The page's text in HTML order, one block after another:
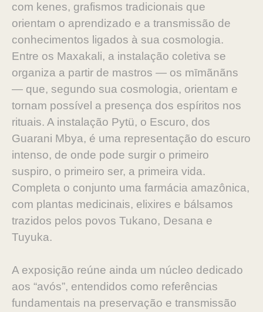
com kenes, grafismos tradicionais que
orientam o aprendizado e a transmissão de
conhecimentos ligados à sua cosmologia.
Entre os Maxakali, a instalação coletiva se
organiza a partir de mastros — os mīmãnãns
— que, segundo sua cosmologia, orientam e
tornam possível a presença dos espíritos nos
rituais. A instalação Pytü, o Escuro, dos
Guarani Mbya, é uma representação do escuro
intenso, de onde pode surgir o primeiro
suspiro, o primeiro ser, a primeira vida.
Completa o conjunto uma farmácia amazônica,
com plantas medicinais, elixires e bálsamos
trazidos pelos povos Tukano, Desana e
Tuyuka.
A exposição reúne ainda um núcleo dedicado
aos “avós”, entendidos como referências
fundamentais na preservação e transmissão